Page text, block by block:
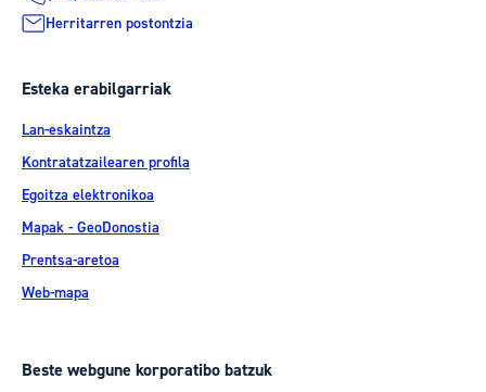
Herritarren postontzia
Esteka erabilgarriak
Lan-eskaintza
Kontratatzailearen profila
Egoitza elektronikoa
Mapak - GeoDonostia
Prentsa-aretoa
Web-mapa
Beste webgune korporatibo batzuk